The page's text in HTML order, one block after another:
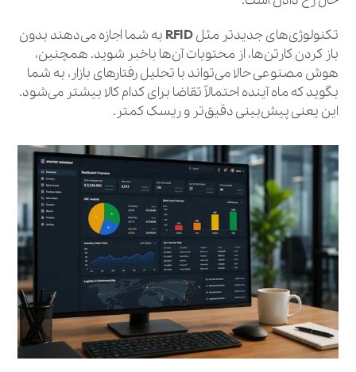
تکنولوژی‌های جدیدتر مثلRFID به شما اجازه می‌دهند بدون
باز کردن کارتن‌ها، از محتویات آن‌ها باخبر شوید. همچنین،
هوش مصنوعی حالا می‌تواند با تحلیل رفتارهای بازار، به شما
بگوید که ماه آینده احتمالاً تقاضا برای کدام کالا بیشتر می‌شود.
این یعنی پیش‌بینی دقیق‌تر و ریسک کمتر.